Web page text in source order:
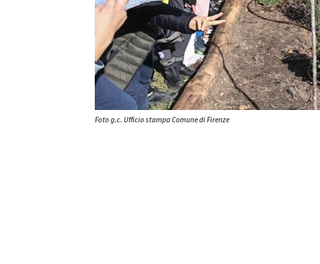
Foto g.c. Ufficio stampa Comune di Firenze